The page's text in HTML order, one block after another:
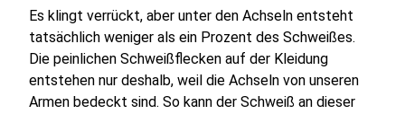
Es klingt verrückt, aber unter den Achseln entsteht
tatsächlich weniger als ein Prozent des Schweißes.
Die peinlichen Schweißflecken auf der Kleidung
entstehen nur deshalb, weil die Achseln von unseren
Armen bedeckt sind. So kann der Schweiß an dieser